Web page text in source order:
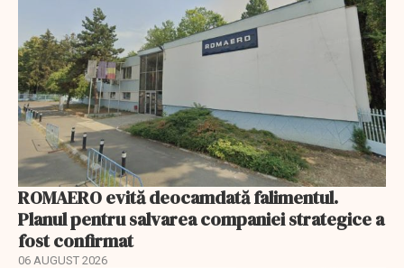
ROMAERO evită deocamdată falimentul.
Planul pentru salvarea companiei strategice a
fost confirmat
06 AUGUST 2026